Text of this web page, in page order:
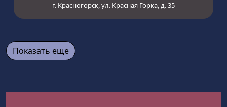
г. Красногорск, ул. Красная Горка, д. 35
Показать еще